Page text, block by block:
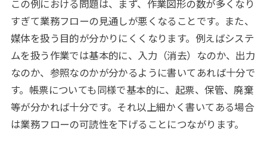
この例における問題は、まず、作業図形の数が多くなり
すぎて業務フローの見通しが悪くなることです。また、
媒体を扱う目的が分かりにくくなります。例えばシステ
ムを扱う作業では基本的に、入力（消去）なのか、出力
なのか、参照なのかが分かるように書いてあれば十分で
す。帳票についても同様で基本的に、起票、保管、廃棄
等が分かれば十分です。それ以上細かく書いてある場合
は業務フローの可読性を下げることにつながります。